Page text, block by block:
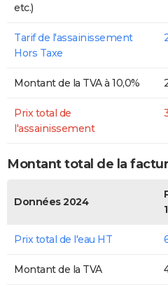
etc.)
Tarif de l'assainissement
Hors Taxe
Montant de la TVA à 10,0%
Prix total de
l'assainissement
Montant total de la
Données 2024
Prix total de l'eau HT
Montant de la TVA